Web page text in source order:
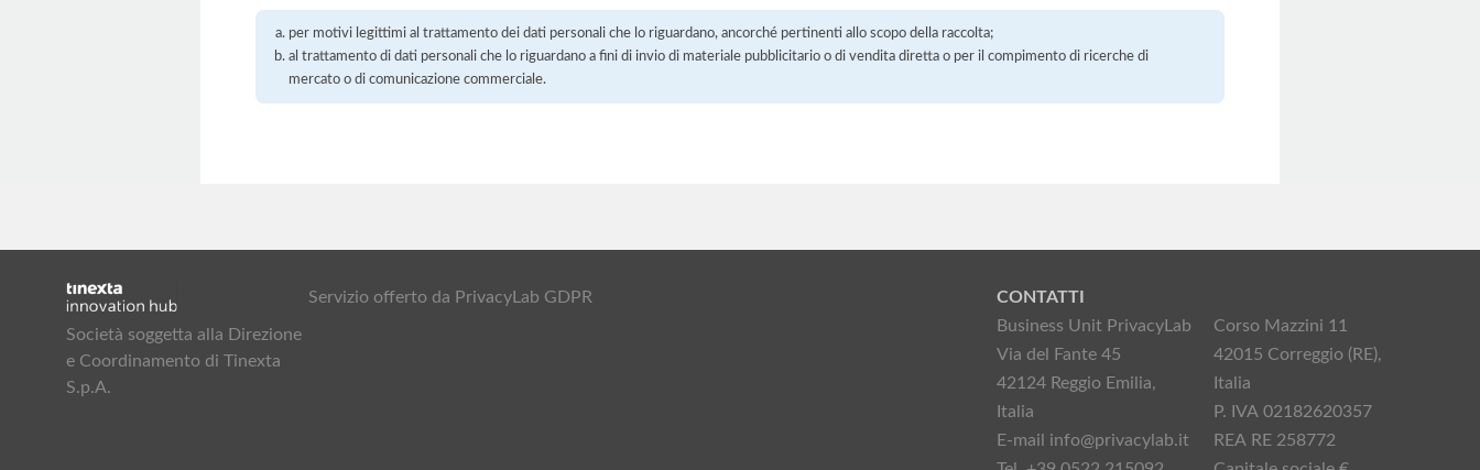
per motivi legittimi al trattamento dei dati personali che lo riguardano, ancorché pertinenti allo scopo della raccolta;
al trattamento di dati personali che lo riguardano a fini di invio di materiale pubblicitario o di vendita diretta o per il compimento di ricerche di
mercato o di comunicazione commerciale.
Società soggetta alla Direzione
e Coordinamento di Tinexta
S.p.A.
Servizio offerto da PrivacyLab GDPR
CONTATTI
Business Unit PrivacyLab
Via del Fante 45
42124 Reggio Emilia,
Italia
E-mail info@privacylab.it
Corso Mazzini 11
42015 Correggio (RE),
Italia
P. IVA 02182620357
REA RE 258772